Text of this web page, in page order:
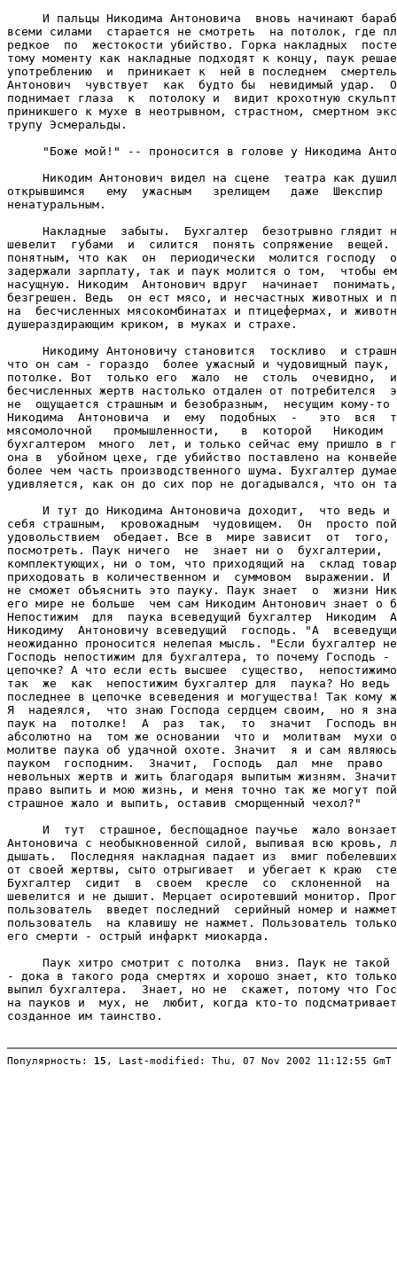
И пальцы Никодима Антоновича  вновь начинают
всеми силами  старается не смотреть  на потолок, где
редкое  по  жестокости убийство. Горка накладных
тому моменту как накладные подходят к концу, паук
употреблению  и  приникает к  ней в последнем
Антонович  чувствует  как  будто бы  невидимый удар.
поднимает глаза  к  потолоку и  видит крохотную
приникшего к мухе в неотрывном, страстном, смертном
трупу Эсмеральды.
"Боже мой!" -- проносится в голове у Никодима
Никодим Антонович видел на сцене  театра как
открывшимся   ему  ужасным   зрелищем   даже  Шекспир
ненатуральным.
Накладные  забыты.  Бухгалтер  безотрывно глядит
шевелит  губами  и  силится  понять сопряжение  вещей.
понятным, что как  он  периодически  молится господу
задержали зарплату, так и паук молится о том,  чтобы
насущную. Никодим  Антонович вдруг  начинает
безгрешен. Ведь  он ест мясо, и несчастных животных и
на  бесчисленных мясокомбинатах и птицефермах, и
душераздирающим криком, в муках и страхе.
Никодиму Антоновичу становится  тоскливо  и
что он сам - гораздо  более ужасный и чудовищный
потолке. Вот  только его  жало  не  столь  очевидно,  и
бесчисленных жертв настолько отдален от потребителся
не  ощущается страшным и безобразным,  несущим кому-
Никодима  Антоновича  и  ему  подобных  -   это  вся
мясомолочной   промышленности,   в  которой   Никодим
бухгалтером  много  лет, и только сейчас ему пришло в
она в  убойном цехе, где убийство поставлено на
более чем часть производственного шума. Бухгалтер
удивляется, как он до сих пор не догадывался, что он
И тут до Никодима Антоновича доходит,  что ведь и
себя страшным,  кровожадным  чудовищем.  Он  просто
удовольствием  обедает. Все в  мире зависит  от  того,
посмотреть. Паук ничего  не  знает ни о  бухгалтерии,
комплектующих, ни о том, что приходящий на  склад
приходовать в количественном и  суммовом  выражении.
не сможет объяснить это пауку. Паук знает  о  жизни
его мире не больше  чем сам Никодим Антонович знает о
Непостижим  для  паука всеведущий бухгалтер  Никодим
Никодиму  Антоновичу всеведущий  господь. "А
неожиданно проносится нелепая мысль. "Если бухгалтер
Господь непостижим для бухгалтера, то почему Господь -
цепочке? А что если есть высшее  существо,
так  же  как  непостижим бухгалтер для  паука? Но
последнее в цепочке всеведения и могущества! Так кому
Я  надеялся,  что знаю Господа сердцем своим,  но я
паук на  потолке!  А  раз  так,  то  значит  Господь
абсолютно на  том же основании  что и  молитвам  мухи
молитве паука об удачной охоте. Значит  я и сам
пауком  господним.  Значит,  Господь  дал  мне  право
невольных жертв и жить благодаря выпитым жизням.
право выпить и мою жизнь, и меня точно так же могут
страшное жало и выпить, оставив сморщенный чехол?"
И  тут  страшное, беспощадное паучье  жало
Антоновича с необыкновенной силой, выпивая всю кровь,
дышать.  Последняя накладная падает из  вмиг
от своей жертвы, сыто отрыгивает  и убегает к краю
Бухгалтер  сидит  в  своем  кресле  со  склоненной  на
шевелится и не дышит. Мерцает осиротевший монитор.
пользователь  введет последний  серийный номер и
пользователь  на клавишу не нажмет. Пользователь
его смерти - острый инфаркт миокарда.
Паук хитро смотрит с потолка  вниз. Паук не такой
- дока в такого рода смертях и хорошо знает, кто
выпил бухгалтера.  Знает, но не  скажет, потому что
на пауков и  мух, не  любит, когда кто-то
созданное им таинство.
Популярность: 15